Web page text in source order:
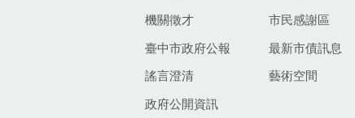
機關徵才
臺中市政府公報
謠言澄清
政府公開資訊
市民感謝區
最新市債訊息
藝術空間